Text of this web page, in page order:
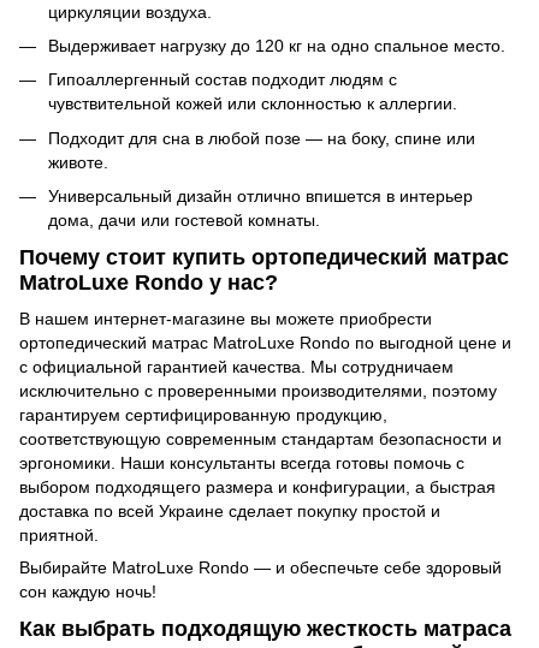
циркуляции воздуха.
Выдерживает нагрузку до 120 кг на одно спальное место.
Гипоаллергенный состав подходит людям с
чувствительной кожей или склонностью к аллергии.
Подходит для сна в любой позе — на боку, спине или
животе.
Универсальный дизайн отлично впишется в интерьер
дома, дачи или гостевой комнаты.
Почему стоит купить ортопедический матрас
MatroLuxe Rondo у нас?
В нашем интернет-магазине вы можете приобрести
ортопедический матрас MatroLuxe Rondo по выгодной цене и
с официальной гарантией качества. Мы сотрудничаем
исключительно с проверенными производителями, поэтому
гарантируем сертифицированную продукцию,
соответствующую современным стандартам безопасности и
эргономики. Наши консультанты всегда готовы помочь с
выбором подходящего размера и конфигурации, а быстрая
доставка по всей Украине сделает покупку простой и
приятной.
Выбирайте MatroLuxe Rondo — и обеспечьте себе здоровый
сон каждую ночь!
Как выбрать подходящую жесткость матраса